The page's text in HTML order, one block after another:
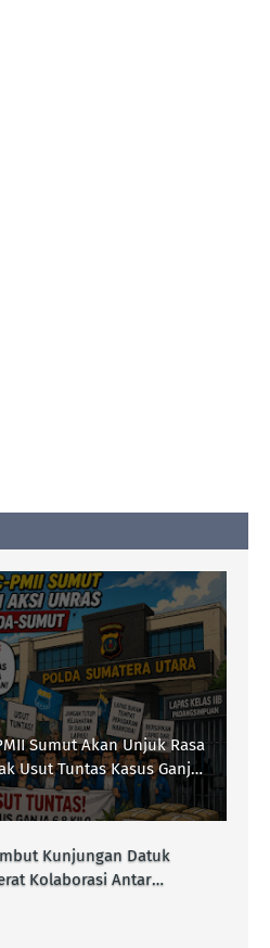
Sumut Akan Unjuk Rasa
Usut Tuntas Kasus Ganja
IIB Kota
Kunjungan Datuk
Kolaborasi Antar